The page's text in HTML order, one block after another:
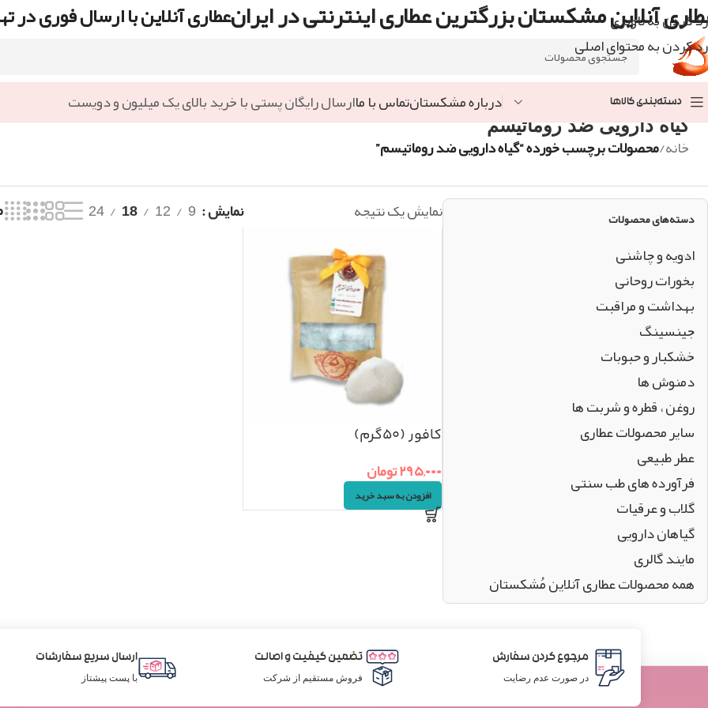
رد کردن به ناوبری
رد کردن به محتوای اصلی
آنلاین مشکستان بزرگترین عطاری اینترنتی در ایرانعطاری آنلاین با ارسال فوری در
دسته‌بندی کالاها درباره مشکستانتماس با ماارسال رایگان پستی با خرید بالای یک میلیون و دویست
گیاه دارویی ضد روماتیسم
خانه/محصولات برچسب خورده “گیاه دارویی ضد روماتیسم”
دسته‌های محصولات
ادویه و چاشنی
بخورات روحانی
بهداشت و مراقبت
جینسینگ
خشکبار و حبوبات
دمنوش ها
روغن ، قطره و شربت ها
سایر محصولات عطاری
عطر طبیعی
فرآورده های طب سنتی
گلاب و عرقیات
گیاهان دارویی
مایند گالری
همه محصولات عطاری آنلاین مُشکستان
نمایش یک نتیجه نمایش 9
12
18
24
کافور (۵۰گرم)
۲۹۵,۰۰۰تومان
افزودن به سبد خرید
مرجوع کردن سفارش
در صورت عدم رضایت
تضمین کیفیت و اصالت
فروش مستقیم از شرکت
ارسال سریع سفارشات
با پست پیشتاز